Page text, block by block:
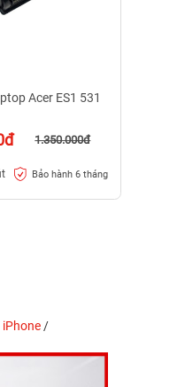
Acer ES1 531
1.350.000đ
Bảo hành 6 tháng
iPhone /